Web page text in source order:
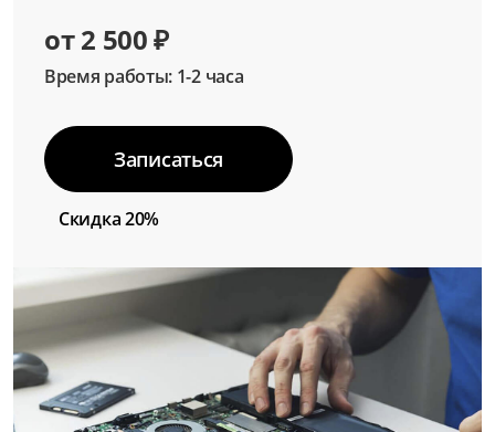
от 2 500 ₽
Время работы: 1-2 часа
Записаться
Скидка 20%